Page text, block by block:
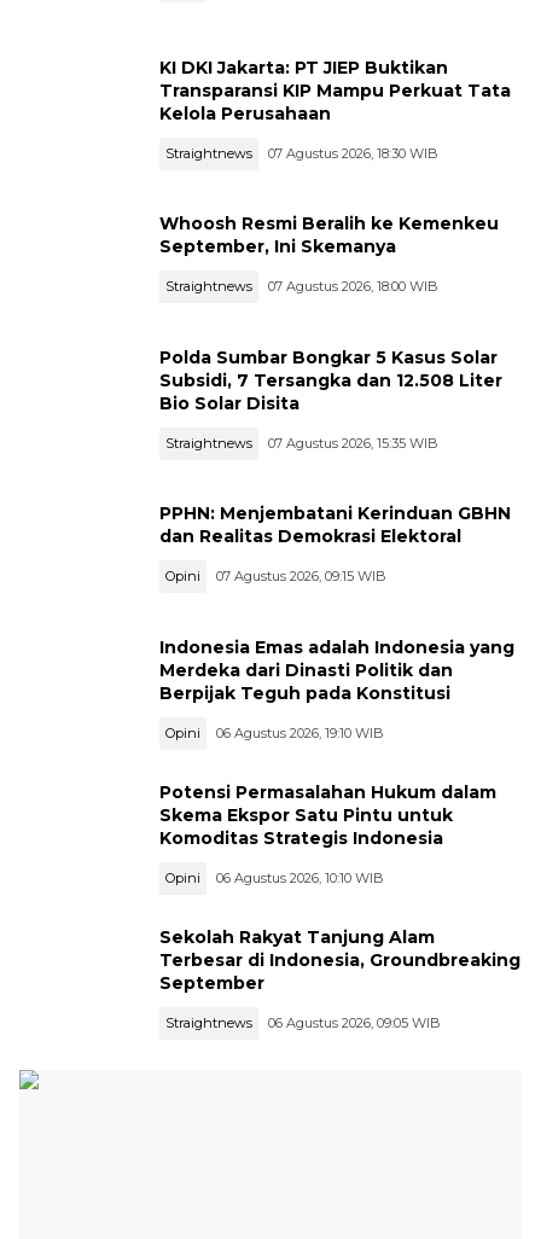
KI DKI Jakarta: PT JIEP Buktikan
Transparansi KIP Mampu Perkuat Tata
Kelola Perusahaan
Straightnews 07 Agustus 2026, 18:30 WIB
Whoosh Resmi Beralih ke Kemenkeu
September, Ini Skemanya
Straightnews 07 Agustus 2026, 18:00 WIB
Polda Sumbar Bongkar 5 Kasus Solar
Subsidi, 7 Tersangka dan 12.508 Liter
Bio Solar Disita
Straightnews 07 Agustus 2026, 15:35 WIB
PPHN: Menjembatani Kerinduan GBHN
dan Realitas Demokrasi Elektoral
Opini 07 Agustus 2026, 09:15 WIB
Indonesia Emas adalah Indonesia yang
Merdeka dari Dinasti Politik dan
Berpijak Teguh pada Konstitusi
Opini 06 Agustus 2026, 19:10 WIB
Potensi Permasalahan Hukum dalam
Skema Ekspor Satu Pintu untuk
Komoditas Strategis Indonesia
Opini 06 Agustus 2026, 10:10 WIB
Sekolah Rakyat Tanjung Alam
Terbesar di Indonesia, Groundbreaking
September
Straightnews 06 Agustus 2026, 09:05 WIB